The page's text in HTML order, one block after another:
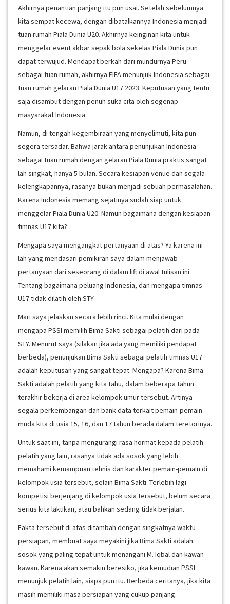
Akhirnya penantian panjang itu pun usai. Setelah sebelumnya
kita sempat kecewa, dengan dibatalkannya Indonesia menjadi
tuan rumah Piala Dunia U20. Akhirnya keinginan kita untuk
menggelar event akbar sepak bola sekelas Piala Dunia pun
dapat terwujud. Mendapat berkah dari mundurnya Peru
sebagai tuan rumah, akhirnya FIFA menunjuk Indonesia sebagai
tuan rumah gelaran Piala Dunia U17 2023. Keputusan yang tentu
saja disambut dengan penuh suka cita oleh segenap
masyarakat Indonesia.
Namun, di tengah kegembiraan yang menyelimuti, kita pun
segera tersadar. Bahwa jarak antara penunjukan Indonesia
sebagai tuan rumah dengan gelaran Piala Dunia praktis sangat
lah singkat, hanya 5 bulan. Secara kesiapan venue dan segala
kelengkapannya, rasanya bukan menjadi sebuah permasalahan.
Karena Indonesia memang sejatinya sudah siap untuk
menggelar Piala Dunia U20. Namun bagaimana dengan kesiapan
timnas U17 kita?
Mengapa saya mengangkat pertanyaan di atas? Ya karena ini
lah yang mendasari pemikiran saya dalam menjawab
pertanyaan dari seseorang di dalam lift di awal tulisan ini.
Tentang bagaimana peluang Indonesia, dan mengapa timnas
U17 tidak dilatih oleh STY.
Mari saya jelaskan secara lebih rinci. Kita mulai dengan
mengapa PSSI memilih Bima Sakti sebagai pelatih dari pada
STY. Menurut saya (silakan jika ada yang memiliki pendapat
berbeda), penunjukan Bima Sakti sebagai pelatih timnas U17
adalah keputusan yang sangat tepat. Mengapa? Karena Bima
Sakti adalah pelatih yang kita tahu, dalam beberapa tahun
terakhir bekerja di area kelompok umur tersebut. Artinya
segala perkembangan dan bank data terkait pemain-pemain
muda kita di usia 15, 16, dan 17 tahun berada dalam teretorinya.
Untuk saat ini, tanpa mengurangi rasa hormat kepada pelatih-
pelatih yang lain, rasanya tidak ada sosok yang lebih
memahami kemampuan tehnis dan karakter pemain-pemain di
kelompok usia tersebut, selain Bima Sakti. Terlebih lagi
kompetisi berjenjang di kelompok usia tersebut, belum secara
serius kita lakukan, atau bahkan sedang tidak berjalan.
Fakta tersebut di atas ditambah dengan singkatnya waktu
persiapan, membuat saya meyakini jika Bima Sakti adalah
sosok yang paling tepat untuk menangani M. Iqbal dan kawan-
kawan. Karena akan semakin beresiko, jika kemudian PSSI
menunjuk pelatih lain, siapa pun itu. Berbeda ceritanya, jika kita
masih memiliki masa persiapan yang cukup panjang.